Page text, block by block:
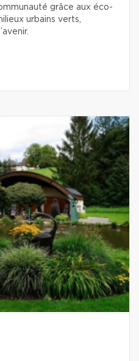
grâce aux éco-
urbains verts,